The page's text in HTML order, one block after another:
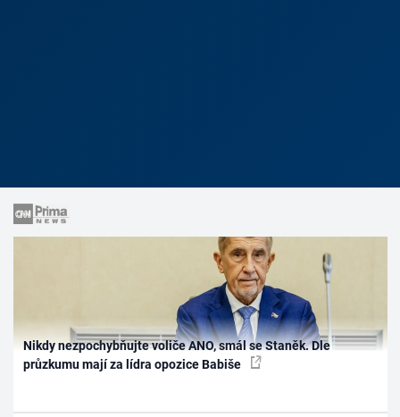
Nikdy nezpochybňujte voliče ANO, smál se Staněk. Dle
průzkumu mají za lídra opozice Babiše